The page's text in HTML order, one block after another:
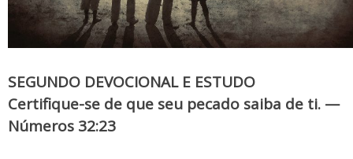
SEGUNDO DEVOCIONAL E ESTUDO
Certifique-se de que seu pecado saiba de ti. —
Números 32:23